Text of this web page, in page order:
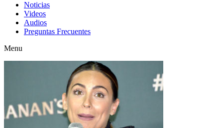
Noticias
Videos
Audios
Preguntas Frecuentes
Menu